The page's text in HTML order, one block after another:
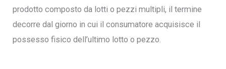
prodotto composto da lotti o pezzi multipli, il termine
decorre dal giorno in cui il consumatore acquisisce il
possesso fisico dell’ultimo lotto o pezzo.